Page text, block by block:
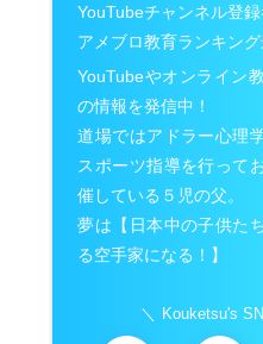
YouTubeチャンネル登
アメブロ教育ランキン
YouTubeやオンライン
の情報を発信中！
道場ではアドラー心理
スポーツ指導を行って
催している５児の父。
夢は【日本中の子供た
る空手家になる！】
Kouketsu's